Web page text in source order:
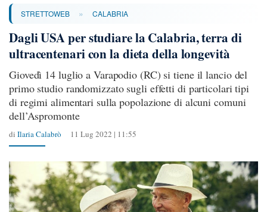
STRETTOWEB » CALABRIA
Dagli USA per studiare la Calabria, terra di
ultracentenari con la dieta della longevità
Giovedì 14 luglio a Varapodio (RC) si tiene il lancio del
primo studio randomizzato sugli effetti di particolari tipi
di regimi alimentari sulla popolazione di alcuni comuni
dell’Aspromonte
di Ilaria Calabrò 11 Lug 2022 | 11:55